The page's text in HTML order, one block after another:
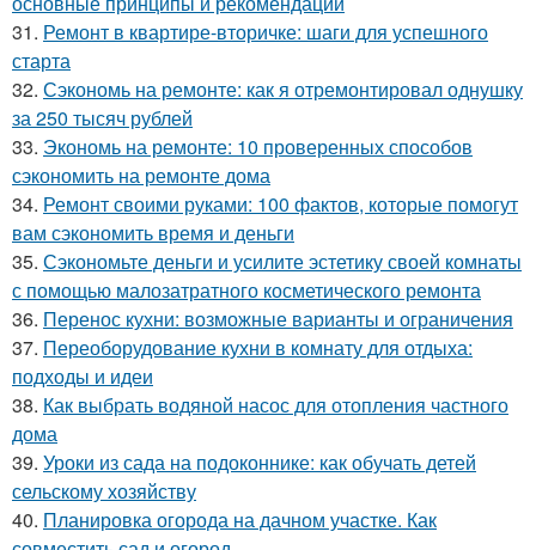
31. Ремонт в квартире-вторичке: шаги для успешного
старта
32. Сэкономь на ремонте: как я отремонтировал однушку
за 250 тысяч рублей
33. Экономь на ремонте: 10 проверенных способов
сэкономить на ремонте дома
34. Ремонт своими руками: 100 фактов, которые помогут
вам сэкономить время и деньги
35. Сэкономьте деньги и усилите эстетику своей комнаты
с помощью малозатратного косметического ремонта
36. Перенос кухни: возможные варианты и ограничения
37. Переоборудование кухни в комнату для отдыха:
подходы и идеи
38. Как выбрать водяной насос для отопления частного
дома
39. Уроки из сада на подоконнике: как обучать детей
сельскому хозяйству
40. Планировка огорода на дачном участке. Как